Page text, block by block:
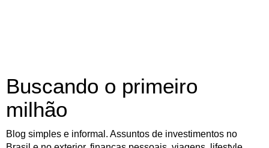
Buscando o primeiro
milhão
Blog simples e informal. Assuntos de investimentos no